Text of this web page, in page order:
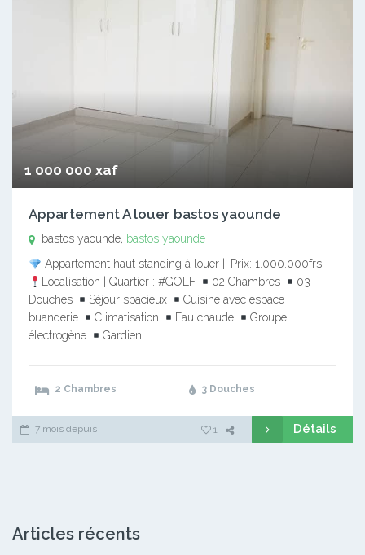
1 000 000 xaf
Appartement A louer bastos yaounde
bastos yaounde, bastos yaounde
Appartement haut standing à louer || Prix: 1.000.000frs
Localisation | Quartier : #GOLF
02 Chambres
03
Douches
Séjour spacieux
Cuisine avec espace
buanderie
Climatisation Eau chaude
Groupe
électrogène
Gardien…
2 Chambres 3 Douches
7 mois depuis 1 Détails
Articles récents